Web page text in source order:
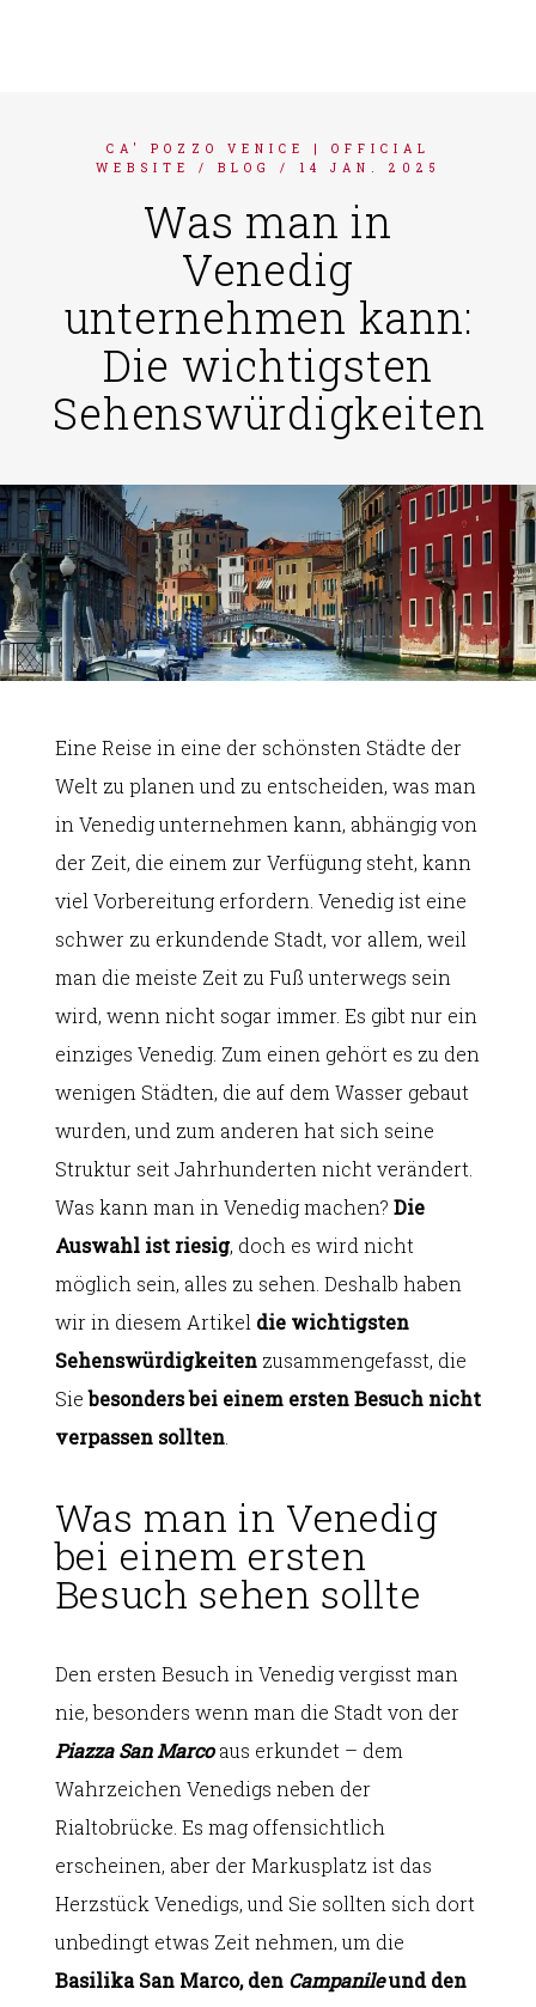
ESPAÑOL
CA' POZZO VENICE | OFFICIAL
WEBSITE
/ BLOG / 14 JAN. 2025
Was man in
Venedig
unternehmen kann:
Die wichtigsten
Sehenswürdigkeiten
Eine Reise in eine der schönsten Städte der
Welt zu planen und zu entscheiden, was man
in Venedig unternehmen kann, abhängig von
der Zeit, die einem zur Verfügung steht, kann
viel Vorbereitung erfordern. Venedig ist eine
schwer zu erkundende Stadt, vor allem, weil
man die meiste Zeit zu Fuß unterwegs sein
wird, wenn nicht sogar immer. Es gibt nur ein
einziges Venedig. Zum einen gehört es zu den
wenigen Städten, die auf dem Wasser gebaut
wurden, und zum anderen hat sich seine
Struktur seit Jahrhunderten nicht verändert.
Was kann man in Venedig machen? Die
Auswahl ist riesig, doch es wird nicht
möglich sein, alles zu sehen. Deshalb haben
wir in diesem Artikel die wichtigsten
Sehenswürdigkeitenzusammengefasst, die
Siebesonders bei einem ersten Besuch nicht
verpassen sollten.
Was man in Venedig
bei einem ersten
Besuch sehen sollte
Den ersten Besuch in Venedig vergisst man
nie, besonders wenn man die Stadt von der
Piazza San Marcoaus erkundet – dem
Wahrzeichen Venedigs neben der
Rialtobrücke. Es mag offensichtlich
erscheinen, aber der Markusplatz ist das
Herzstück Venedigs, und Sie sollten sich dort
unbedingt etwas Zeit nehmen, um die
Basilika San Marco, den Campanileund den